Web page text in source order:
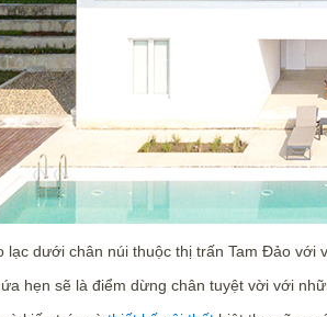
lạc dưới chân núi thuộc thị trấn Tam Đảo
hẹn sẽ là điểm dừng chân tuyệt vời với